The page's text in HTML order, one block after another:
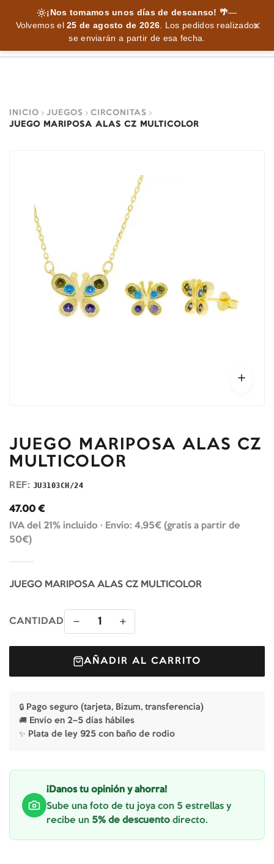
¡Nos tomamos unos días de descanso! 🌴—
Volvemos el25 de agosto de 2026. Los pedidos realizados
se enviarán a partir de esa fecha.
INICIO JUEGOS
CIRCONITAS
JUEGO MARIPOSA ALAS CZ MULTICOLOR
JUEGO MARIPOSA ALAS CZ
MULTICOLOR
REF: JU3103CH/24
47.00 €
IVA del 21% incluido · Envío: 4,95€ (gratis a partir de
50€)
JUEGO MARIPOSA ALAS CZ MULTICOLOR
CANTIDAD 1
AÑADIR AL CARRITO
🔒 Pago seguro (tarjeta, Bizum, transferencia)
🚚 Envío en 2–5 días hábiles
✨ Plata de ley 925 con baño de rodio
¡Danos tu opinión y ahorra!
Sube una foto de tu joya con 5 estrellas y
recibe un 5% de descuento directo.